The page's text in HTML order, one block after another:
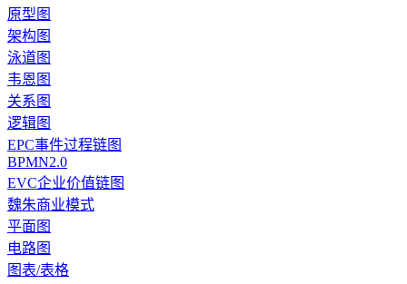
原型图
架构图
泳道图
韦恩图
关系图
逻辑图
EPC事件过程链图
BPMN2.0
EVC企业价值链图
魏朱商业模式
平面图
电路图
图表/表格